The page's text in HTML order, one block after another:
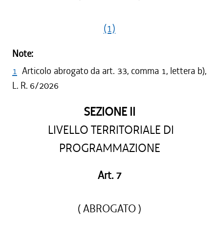
(1)
Note:
1 Articolo abrogato da art. 33, comma 1, lettera b),
L. R. 6/2026
SEZIONE II
LIVELLO TERRITORIALE DI
PROGRAMMAZIONE
Art. 7
( ABROGATO )